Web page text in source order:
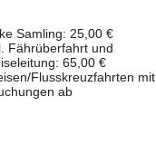
Samling: 25,00 €
Fährüberfahrt und
65,00 €
Flusskreuzfahrten mit
ab